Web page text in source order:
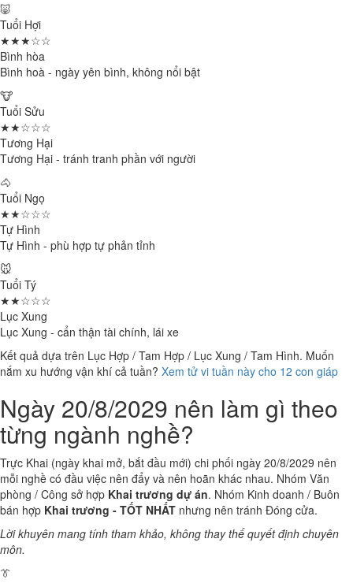
🐷
Tuổi Hợi
★★★☆☆
Bình hòa
Bình hoà - ngày yên bình, không nổi bật
🐮
Tuổi Sửu
★★☆☆☆
Tương Hại
Tương Hại - tránh tranh phần với người
🐴
Tuổi Ngọ
★★☆☆☆
Tự Hình
Tự Hình - phù hợp tự phản tỉnh
🐭
Tuổi Tý
★★☆☆☆
Lục Xung
Lục Xung - cẩn thận tài chính, lái xe
Kết quả dựa trên Lục Hợp / Tam Hợp / Lục Xung / Tam Hình. Muốn
nắm xu hướng vận khí cả tuần? Xem tử vi tuần này cho 12 con giáp
Ngày 20/8/2029 nên làm gì theo
từng ngành nghề?
Trực Khai (ngày khai mở, bắt đầu mới) chi phối ngày 20/8/2029 nên
mỗi nghề có đầu việc nên đẩy và nên hoãn khác nhau. Nhóm Văn
phòng / Công sở hợp Khai trương dự án. Nhóm Kinh doanh / Buôn
bán hợp Khai trương - TỐT NHẤT nhưng nên tránh Đóng cửa.
Lời khuyên mang tính tham khảo, không thay thế quyết định chuyên
môn.
👔